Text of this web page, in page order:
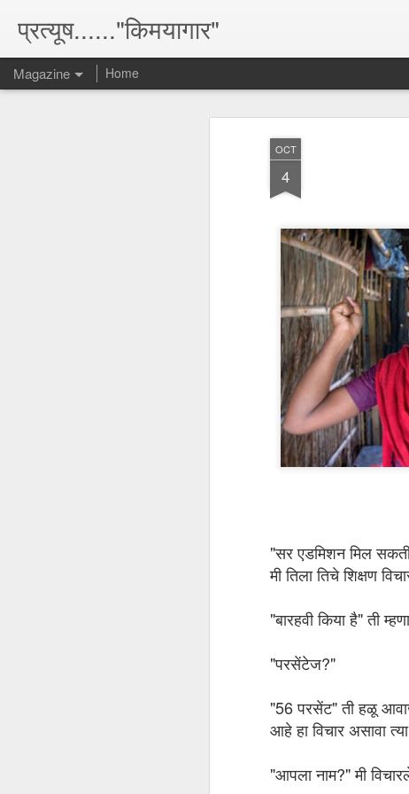
OCT
4
"सर एडमिशन मिल सकती
मी तिला तिचे शिक्षण
"बारहवी किया है" ती
"परसेंटेज?"
"56 परसेंट" ती हळू
आहे हा विचार असावा
"आपला नाम?" मी
प्रत्यूष......"किमयागार"
Magazine Home
अरे माणसा माणसा
मेंदूचा आकार वाढवून त्याला
करण्यापेक्षा गरज आहे ती माणसाला
"माणूस" बनविणाऱ्या जनुकाचा शोध
प्राणी आहे तो त्याच्या मेंदूच्या आकारामुळे